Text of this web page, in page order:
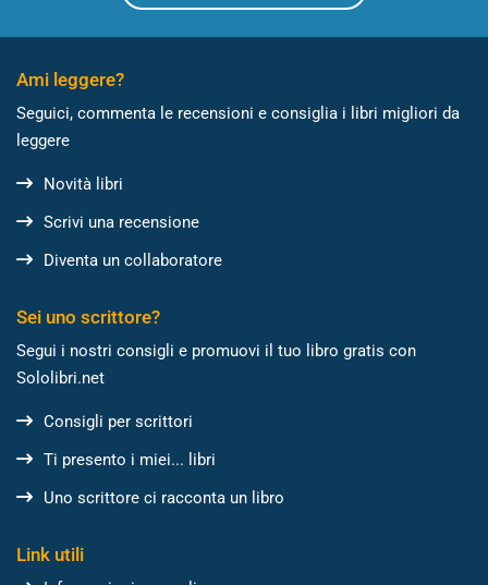
Ami leggere?
Seguici, commenta le recensioni e consiglia i libri migliori da
leggere
Novità libri
Scrivi una recensione
Diventa un collaboratore
Sei uno scrittore?
Segui i nostri consigli e promuovi il tuo libro gratis con
Sololibri.net
Consigli per scrittori
Ti presento i miei... libri
Uno scrittore ci racconta un libro
Link utili